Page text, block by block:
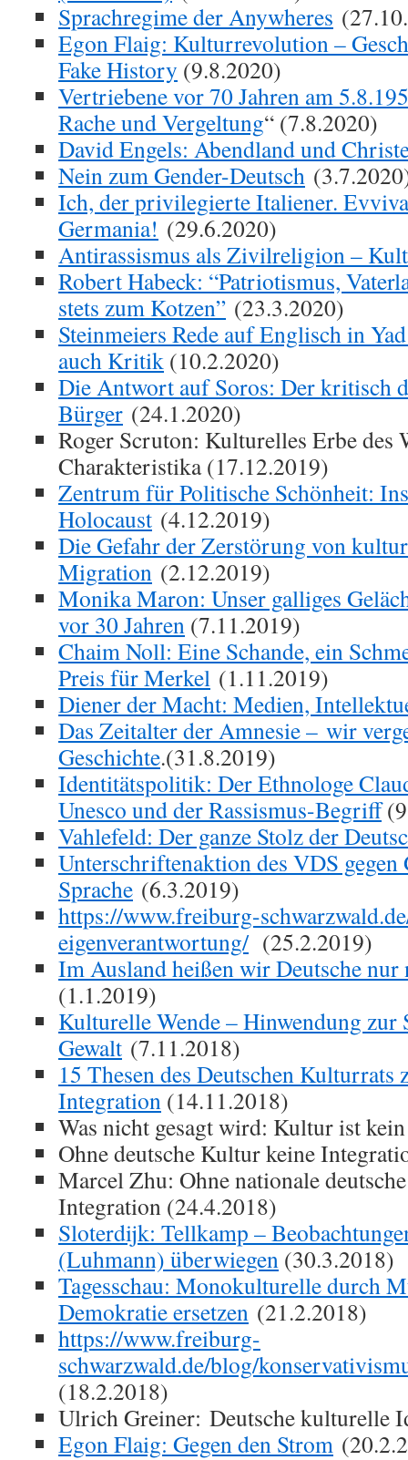
Sprachregime der Anywheres
Egon Flaig: Kulturrevolution –
Fake History (9.8.2020)
Vertriebene vor 70 Jahren am
Rache und Vergeltung“ (7.8.2020)
David Engels: Abendland und
Nein zum Gender-Deutsch
Ich, der privilegierte Italiener.
Germania! (29.6.2020)
Antirassismus als Zivilreligion –
Robert Habeck: “Patriotismus,
stets zum Kotzen” (23.3.2020)
Steinmeiers Rede auf Englisch in
auch Kritik (10.2.2020)
Die Antwort auf Soros: Der kritisch
Bürger (24.1.2020)
Roger Scruton: Kulturelles Erbe des
Charakteristika (17.12.2019)
Zentrum für Politische Schönheit:
Holocaust (4.12.2019)
Die Gefahr der Zerstörung von
Migration (2.12.2019)
Monika Maron: Unser galliges
vor 30 Jahren (7.11.2019)
Chaim Noll: Eine Schande, ein
Preis für Merkel (1.11.2019)
Diener der Macht: Medien,
Das Zeitalter der Amnesie – wir
Geschichte.(31.8.2019)
Identitätspolitik: Der Ethnologe
Unesco und der Rassismus-Begriff
Vahlefeld: Der ganze Stolz der
Unterschriftenaktion des VDS gegen
Sprache (6.3.2019)
https://www.freiburg-
eigenverantwortung/(25.2.2019)
Im Ausland heißen wir Deutsche nur
(1.1.2019)
Kulturelle Wende – Hinwendung zur
Gewalt (7.11.2018)
15 Thesen des Deutschen
Integration (14.11.2018)
Was nicht gesagt wird: Kultur ist
Ohne deutsche Kultur keine
Marcel Zhu: Ohne nationale
Integration (24.4.2018)
Sloterdijk: Tellkamp –
(Luhmann) überwiegen (30.3.2018)
Tagesschau: Monokulturelle durch
Demokratie ersetzen (21.2.2018)
https://www.freiburg-
schwarzwald.de/blog/
(18.2.2018)
Ulrich Greiner: Deutsche kulturelle
Egon Flaig: Gegen den Strom